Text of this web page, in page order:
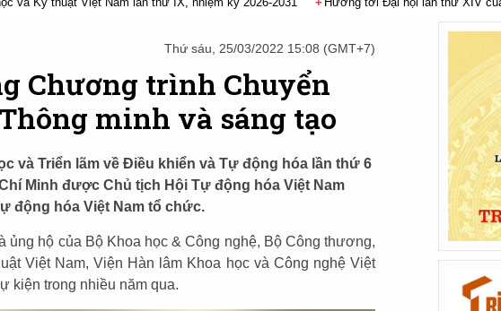
Thứ sáu, 25/03/2022 15:08 (GMT+7)
Chương trình Chuyển
minh và sáng tạo
và Triển lãm về Điều khiển và Tự động hóa lần thứ 6
Minh được Chủ tịch Hội Tự động hóa Việt Nam
động hóa Việt Nam tổ chức.
hộ của Bộ Khoa học & Công nghệ, Bộ Công thương,
Việt Nam, Viện Hàn lâm Khoa học và Công nghệ Việt
kiện trong nhiều năm qua.